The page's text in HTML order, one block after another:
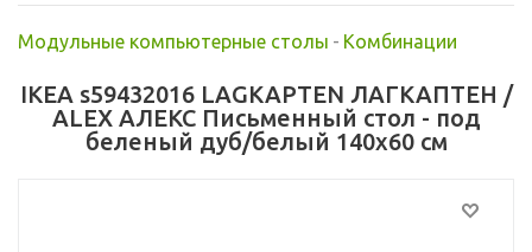
Модульные компьютерные столы - Комбинации
IKEA s59432016 LAGKAPTEN ЛАГКАПТЕН /
ALEX АЛЕКС Письменный стол - под
беленый дуб/белый 140x60 см